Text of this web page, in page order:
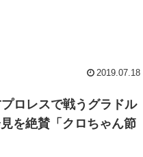
2019.07.18
ロレスで戦うグラドル
を絶賛「クロちゃん節